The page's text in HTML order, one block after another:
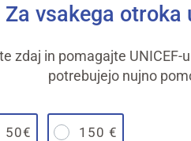
Za vsakega otroka
zdaj in pomagajte UNICEF-
potrebujejo nujno
50€ 150 €